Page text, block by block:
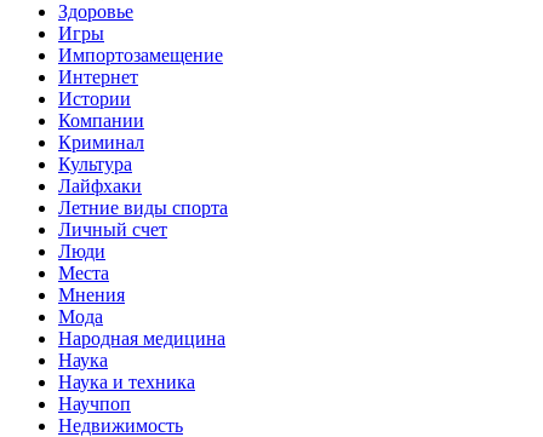
Здоровье
Игры
Импортозамещение
Интернет
Истории
Компании
Криминал
Культура
Лайфхаки
Летние виды спорта
Личный счет
Люди
Места
Мнения
Мода
Народная медицина
Наука
Наука и техника
Научпоп
Недвижимость